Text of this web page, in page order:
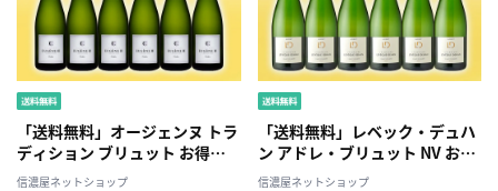
「送料無料」オージェンヌ トラ
ディション ブリュット お得な6
本セット
信濃屋ネットショップ
「送料無料」レベック・デュハ
ン アドレ・ブリュット NV お得
な6本セット
信濃屋ネットショップ